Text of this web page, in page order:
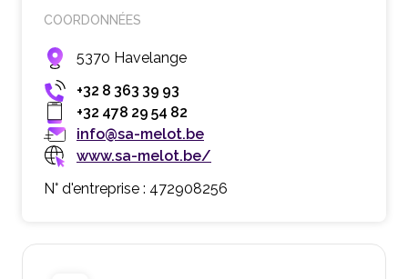
COORDONNÉES
5370 Havelange
+32 8 363 39 93
+32 478 29 54 82
info@sa-melot.be
www.sa-melot.be/
N° d'entreprise : 472908256